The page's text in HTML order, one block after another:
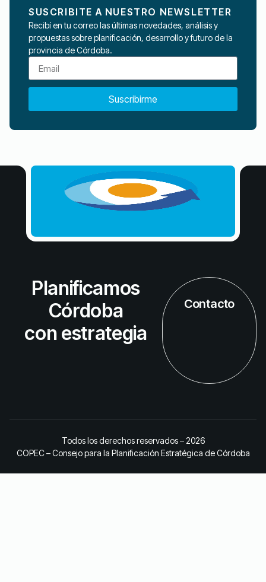
SUSCRIBITE A NUESTRO NEWSLETTER
Recibí en tu correo las últimas novedades, análisis y
propuestas sobre planificación, desarrollo y futuro de la
provincia de Córdoba.
Suscribirme
Planificamos
Córdoba
con estrategia
Contacto
Todos los derechos reservados – 2026
COPEC – Consejo para la Planificación Estratégica de Córdoba